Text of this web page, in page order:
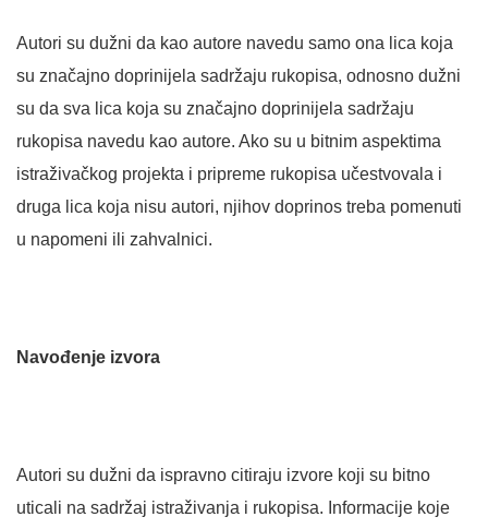
Autori su dužni da kao autore navedu samo ona lica koja
su značajno doprinijela sadržaju rukopisa, odnosno dužni
su da sva lica koja su značajno doprinijela sadržaju
rukopisa navedu kao autore. Ako su u bitnim aspektima
istraživačkog projekta i pripreme rukopisa učestvovala i
druga lica koja nisu autori, njihov doprinos treba pomenuti
u napomeni ili zahvalnici.
Navođenje izvora
Autori su dužni da ispravno citiraju izvore koji su bitno
uticali na sadržaj istraživanja i rukopisa. Informacije koje